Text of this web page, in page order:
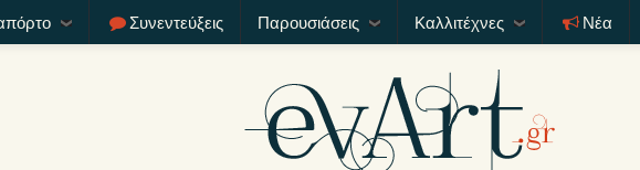
Συνεντεύξεις Παρουσιάσεις Καλλιτέχνες Νέα